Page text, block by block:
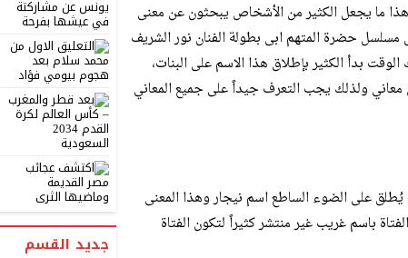
ما يجعل الكثير من الأشخاص يبحثون عن معنى
مسلسل حضرة المتهم ابى بطولة الفنان نور الشريف
بدأ الكثير بإطلاق هذا الاسم على البنات،
ولذلك يجب التعرف جيداً على جميع المعاني
على الضوء الساطع اسم نيجار وهذا المعنى
باسم غريب غير منتشر كثيراً لتكون الفتاة
جديد القسم